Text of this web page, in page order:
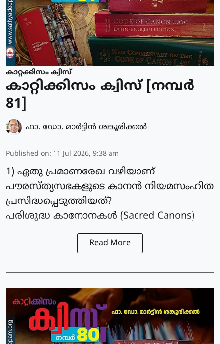
കാറ്റക്കിസം ക്വിസ്
കാറ്റിക്കിസം ക്വിസ് [നമ്പര്‍
81]
ഫാ. ഡോ. മാര്‍ട്ടിന്‍ ശങ്കൂരിക്കല്‍
Published on: 11 Jul 2026, 9:38 am
1) ഏതു പ്രമാണരേഖ വഴിയാണ്
പൗരസ്‌ത്യസഭകളുടെ കാനൻ നിയമസംഹിത
പ്രസിദ്ധപ്പെടുത്തിയത്?
പരിശുദ്ധ കാനോനകൾ (Sacred Canons)
Read More